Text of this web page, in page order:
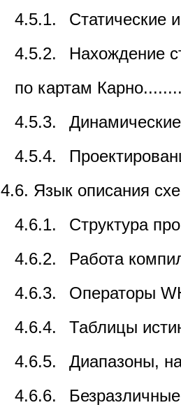
4.5.1.
Статические
4.5.2.
Нахождение
по картам Карно
4.5.3.
4.5.4.
4.6. Язык описания
4.6.1.
Структура
4.6.2.
Работа
4.6.3.
Операторы
4.6.4.
Таблицы
4.6.5.
Диапазоны,
4.6.6.